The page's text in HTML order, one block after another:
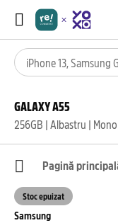
GALAXY A55
256GB | Albastru |
Pagină
Samsung
Stoc epuizat